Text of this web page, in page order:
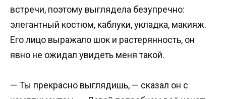
встречи, поэтому выглядела безупречно:
элегантный костюм, каблуки, укладка, макияж.
Его лицо выражало шок и растерянность, он
явно не ожидал увидеть меня такой.
— Ты прекрасно выглядишь, — сказал он с